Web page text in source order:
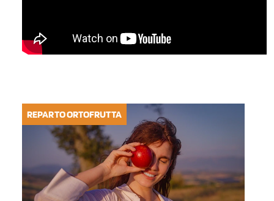
REPARTO ORTOFRUTTA